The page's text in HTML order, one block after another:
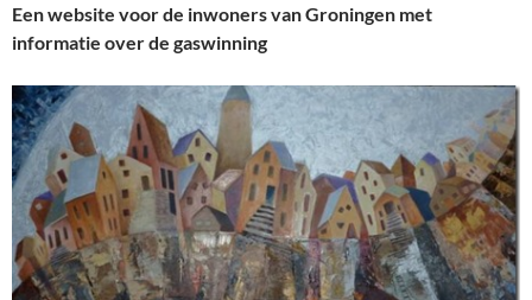
Een website voor de inwoners van Groningen met
informatie over de gaswinning